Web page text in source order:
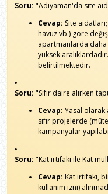
Soru: "Adıyaman'da site
Cevap: Site
havuz vb.) göre
apartmanlarda daha
yüksek
belirtilmektedir.
Soru: "Sıfır daire alırken
Cevap: Yasal olarak
sıfır projelerde
kampanyalar
Soru: "Kat irtifakı ile Kat
Cevap: Kat irtifakı,
kullanım izni)